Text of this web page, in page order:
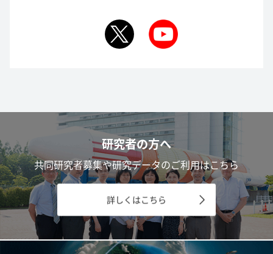
研究者の方へ
共同研究者募集や研究データのご利用はこちら
詳しくはこちら